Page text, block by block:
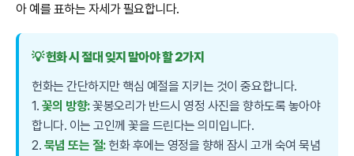
아 예를 표하는 자세가 필요합니다.
💡 헌화 시 절대 잊지 말아야 할 2가지
헌화는 간단하지만 핵심 예절을 지키는 것이 중요합니다.
1. 꽃의 방향:꽃봉오리가 반드시 영정 사진을 향하도록 놓아야
합니다. 이는 고인께 꽃을 드린다는 의미입니다.
2. 묵념 또는 절:헌화 후에는 영정을 향해 잠시 고개 숙여 묵념